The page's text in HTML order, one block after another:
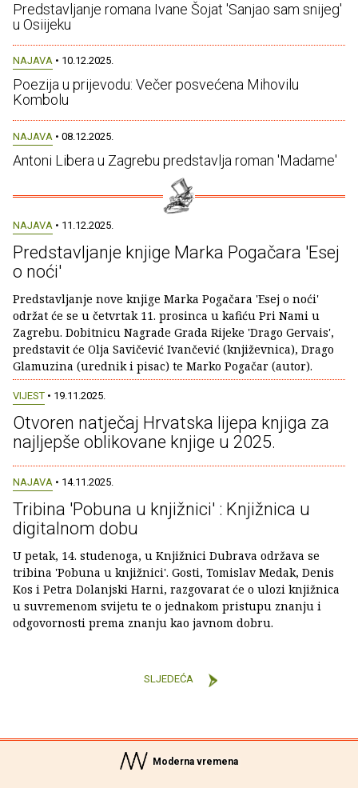
Predstavljanje romana Ivane Šojat 'Sanjao sam snijeg'
u Osiijeku
NAJAVA • 10.12.2025.
Poezija u prijevodu: Večer posvećena Mihovilu
Kombolu
NAJAVA • 08.12.2025.
Antoni Libera u Zagrebu predstavlja roman 'Madame'
NAJAVA • 11.12.2025.
Predstavljanje knjige Marka Pogačara 'Esej
o noći'
Predstavljanje nove knjige Marka Pogačara 'Esej o noći'
održat će se u četvrtak 11. prosinca u kafiću Pri Nami u
Zagrebu. Dobitnicu Nagrade Grada Rijeke 'Drago Gervais',
predstavit će Olja Savičević Ivančević (književnica), Drago
Glamuzina (urednik i pisac) te Marko Pogačar (autor).
VIJEST • 19.11.2025.
Otvoren natječaj Hrvatska lijepa knjiga za
najljepše oblikovane knjige u 2025.
NAJAVA • 14.11.2025.
Tribina 'Pobuna u knjižnici' : Knjižnica u
digitalnom dobu
U petak, 14. studenoga, u Knjižnici Dubrava održava se
tribina 'Pobuna u knjižnici'. Gosti, Tomislav Medak, Denis
Kos i Petra Dolanjski Harni, razgovarat će o ulozi knjižnica
u suvremenom svijetu te o jednakom pristupu znanju i
odgovornosti prema znanju kao javnom dobru.
SLJEDEĆA
Moderna vremena